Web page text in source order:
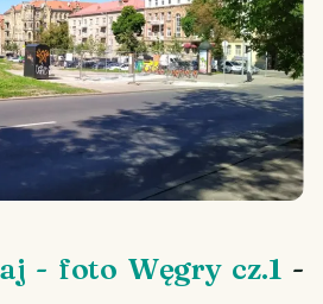
- foto Węgry cz.1 -